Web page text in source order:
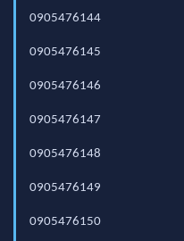
0905476144
0905476145
0905476146
0905476147
0905476148
0905476149
0905476150